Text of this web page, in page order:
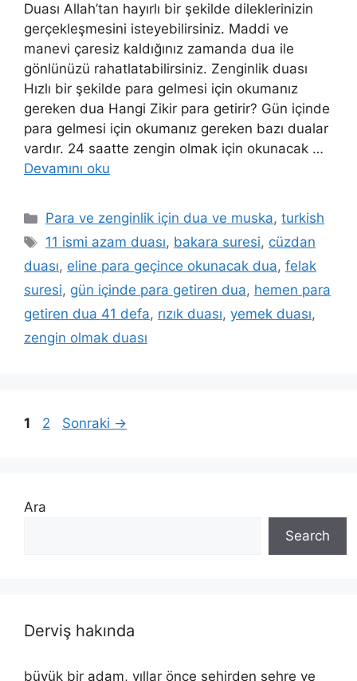
Duası Allah’tan hayırlı bir şekilde dileklerinizin
gerçekleşmesini isteyebilirsiniz. Maddi ve
manevi çaresiz kaldığınız zamanda dua ile
gönlünüzü rahatlatabilirsiniz. Zenginlik duası
Hızlı bir şekilde para gelmesi için okumanız
gereken dua Hangi Zikir para getirir? Gün içinde
para gelmesi için okumanız gereken bazı dualar
vardır. 24 saatte zengin olmak için okunacak …
Devamını oku
Para ve zenginlik için dua ve muska,turkish
11 ismi azam duası, bakara suresi, cüzdan
duası, eline para geçince okunacak dua, felak
suresi, gün içinde para getiren dua, hemen para
getiren dua 41 defa, rızık duası, yemek duası,
zengin olmak duası
1 2 Sonraki →
Ara
Search
Derviş hakında
büyük bir adam, yıllar önce şehirden şehre ve